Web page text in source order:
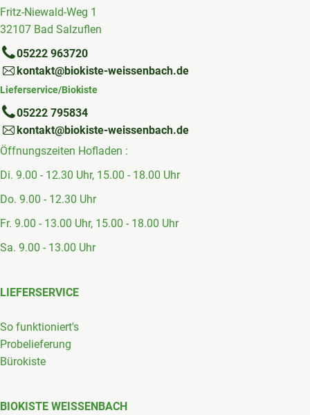
Fritz-Niewald-Weg 1
32107 Bad Salzuflen
05222 963720
kontakt@biokiste-weissenbach.de
Lieferservice/Biokiste
05222 795834
kontakt@biokiste-weissenbach.de
Öffnungszeiten Hofladen :
Di. 9.00 - 12.30 Uhr, 15.00 - 18.00 Uhr
Do. 9.00 - 12.30 Uhr
Fr. 9.00 - 13.00 Uhr, 15.00 - 18.00 Uhr
Sa. 9.00 - 13.00 Uhr
LIEFERSERVICE
So funktioniert's
Probelieferung
Bürokiste
BIOKISTE WEISSENBACH